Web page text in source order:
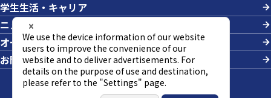
学生生活・キャリア
ニュース＆イベント
オープンキャンパス・説明会
お問い合わせ